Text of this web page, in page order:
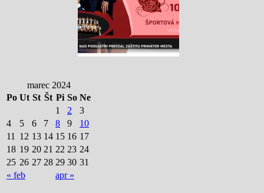
marec 2024
Po Ut St Št Pi So Ne
« feb apr »
1 2
3
4
5 6 7 8 9
10
11
12 13 14 15 16 17
18 19 20 21 22 23 24
25 26 27 28 29 30 31